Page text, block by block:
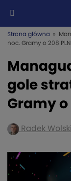
Strona główna »
noc. Gramy o 208 PLN
gole
Gramy o
Radek Wolski